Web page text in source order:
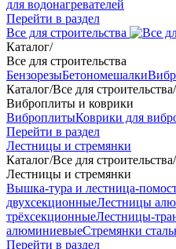
для водонагревателей
Перейти в раздел
Все для строительства
Каталог/
Все для строительства
БензорезыБетономешалки
Каталог/Все для строительства/
Виброплиты и коврики
ВиброплитыКоврики для
Перейти в раздел
Лестницы и стремянки
Каталог/Все для строительства/
Лестницы и стремянки
Вышка-тура и лестница-
двухсекционныеЛестницы
трёхсекционныеЛестницы-
алюминиевыеСтремянки
Перейти в раздел